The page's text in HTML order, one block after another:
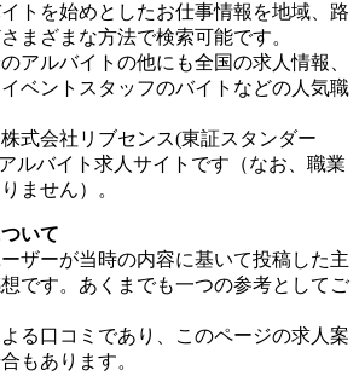
トを始めとしたお仕事情報を地域、路
まざまな方法で検索可能です。
アルバイトの他にも全国の求人情報、
ベントスタッフのバイトなどの人気職
株式会社リブセンス(東証スタンダー
ルバイト求人サイトです（なお、職業
ません）。
いて
ザーが当時の内容に基いて投稿した主
です。あくまでも一つの参考としてご
る口コミであり、このページの求人案
もあります。